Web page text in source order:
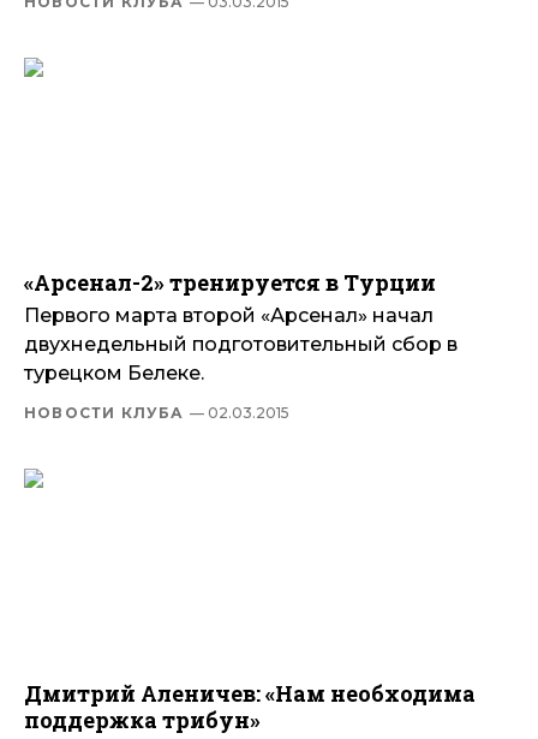
«Арсенал-2» тренируется в Турции
Первого марта второй «Арсенал» начал
двухнедельный подготовительный сбор в
турецком Белеке.
НОВОСТИ КЛУБА — 02.03.2015
Дмитрий Аленичев: «Нам необходима
поддержка трибун»